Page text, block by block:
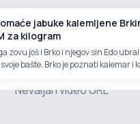
jabuke kalemljene
za kilogram
zovu još i Brko i njegov sin Edo
bašte. Brko je poznati kalemar i
Nevaljan video URL